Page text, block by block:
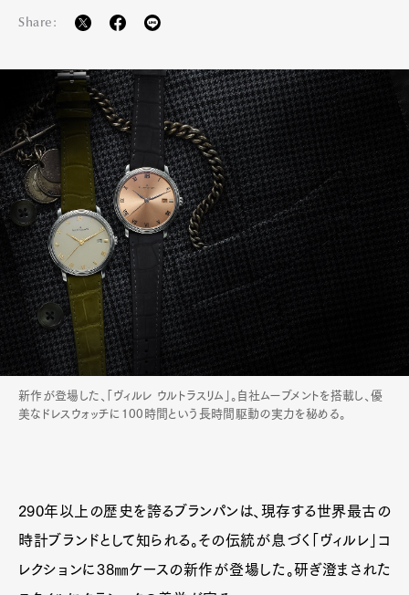
Share:
新作が登場した、「ヴィルレ ウルトラスリム」。自社ムーブメントを搭載し、優
美なドレスウォッチに100時間という長時間駆動の実力を秘める。
290年以上の歴史を誇るブランパンは、現存する世界最古の
時計ブランドとして知られる。その伝統が息づく「ヴィルレ」コ
レクションに38㎜ケースの新作が登場した。研ぎ澄まされた